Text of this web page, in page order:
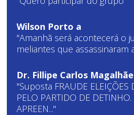
Wilson Porto a
"Amanhã será acontecerá o
meliantes que assassinaram
Dr. Fillipe Carlos
"Suposta FRAUDE ELEIÇÕES
PELO PARTIDO DE
APREEN..."